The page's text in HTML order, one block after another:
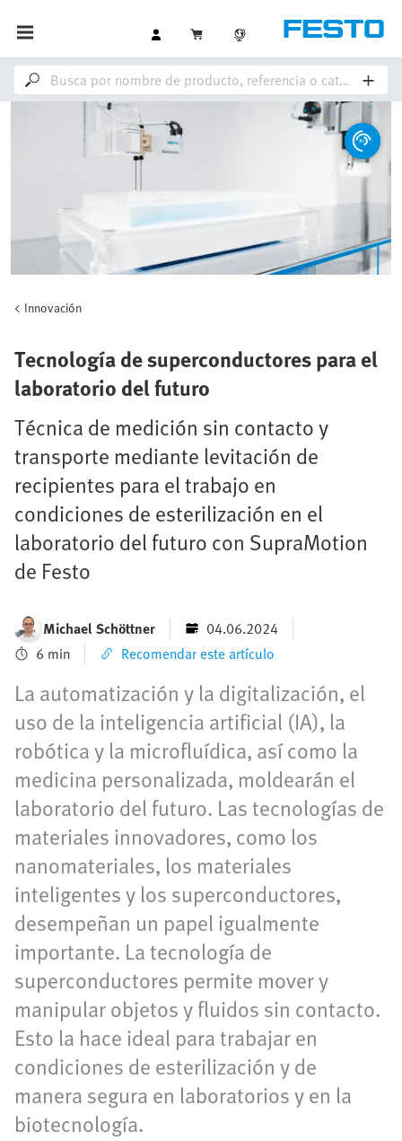
Innovación
Tecnología de superconductores para el
laboratorio del futuro
Técnica de medición sin contacto y
transporte mediante levitación de
recipientes para el trabajo en
condiciones de esterilización en el
laboratorio del futuro con SupraMotion
de Festo
Michael Schöttner
04.06.2024
6 min
Recomendar este artículo
La automatización y la digitalización, el
uso de la inteligencia artificial (IA), la
robótica y la microfluídica, así como la
medicina personalizada, moldearán el
laboratorio del futuro. Las tecnologías de
materiales innovadores, como los
nanomateriales, los materiales
inteligentes y los superconductores,
desempeñan un papel igualmente
importante. La tecnología de
superconductores permite mover y
manipular objetos y fluidos sin contacto.
Esto la hace ideal para trabajar en
condiciones de esterilización y de
manera segura en laboratorios y en la
biotecnología.